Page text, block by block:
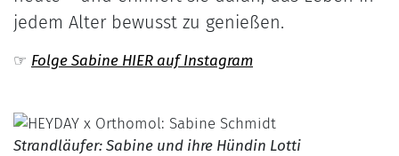
jedem Alter bewusst zu genießen.
☞ Folge Sabine HIER auf Instagram
Strandläufer: Sabine und ihre Hündin Lotti